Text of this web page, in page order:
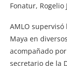
Fonatur, Rogelio
AMLO
Maya en
acompañado
secretario de la